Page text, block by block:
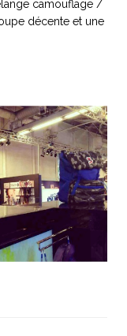
camouflage /
décente et une